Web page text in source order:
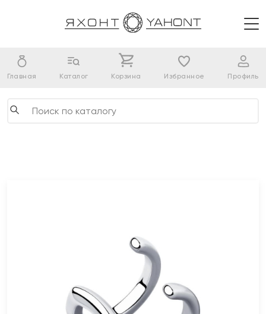
Главная Каталог Корзина Избранное Профиль